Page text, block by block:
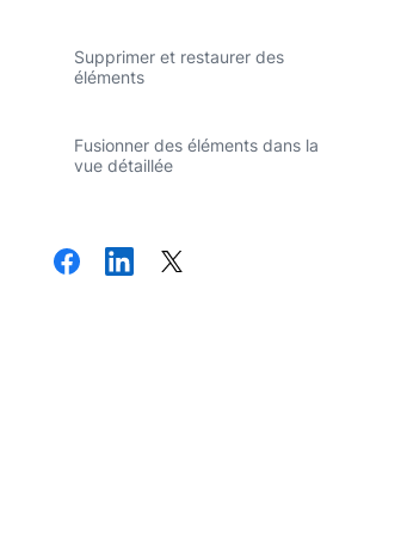
Supprimer et restaurer des
éléments
Fusionner des éléments dans la
vue détaillée